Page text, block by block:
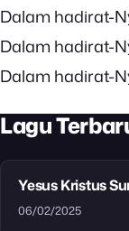
Dalam hadirat-
Dalam hadirat-
Dalam hadirat-
Lagu
Yesus Kristus
06/02/2025